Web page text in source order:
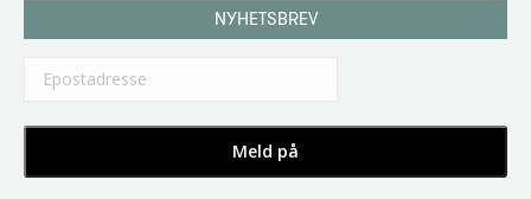
NYHETSBREV